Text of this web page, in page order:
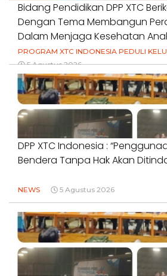
Bidang Pendidikan DPP XTC
Dengan Tema Membangun
Dalam Menjaga Kesehatan
PROGRAM XTC INDONESIA PEDULI
5 Agustus 2026
DPP XTC Indonesia :
Bendera Tanpa Hak Akan
NEWS 5 Agustus 2026